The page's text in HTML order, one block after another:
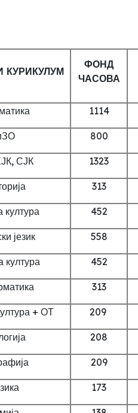
КУРИКУЛУМ
ФОНД
ЧАСОВА
1114
800
СЈК 1323
313
култура 452
језик 558
култура 452
313
+ ОТ 209
208
209
173